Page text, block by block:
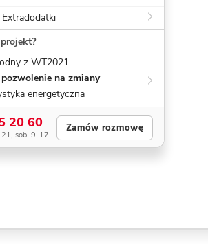
z WT2021
pozwolenie na zmiany
energetyczna
20 60
sob. 9-17
Zamów rozmowę